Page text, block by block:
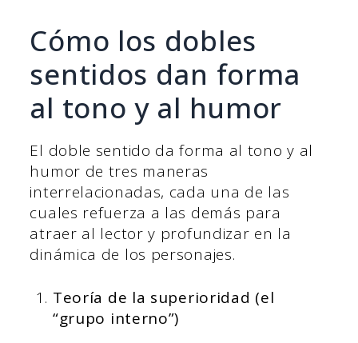
Cómo los dobles
sentidos dan forma
al tono y al humor
El doble sentido da forma al tono y al
humor de tres maneras
interrelacionadas, cada una de las
cuales refuerza a las demás para
atraer al lector y profundizar en la
dinámica de los personajes.
Teoría de la superioridad (el
“grupo interno”)